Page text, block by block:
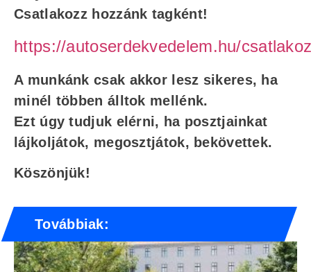
Csatlakozz hozzánk tagként!
https://autoserdekvedelem.hu/
A munkánk csak akkor lesz sikeres, ha
minél többen álltok mellénk.
Ezt úgy tudjuk elérni, ha posztjainkat
lájkoljátok, megosztjátok, bekövettek.
Köszönjük!
Továbbiak: